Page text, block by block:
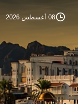
08 أغسطس 2026